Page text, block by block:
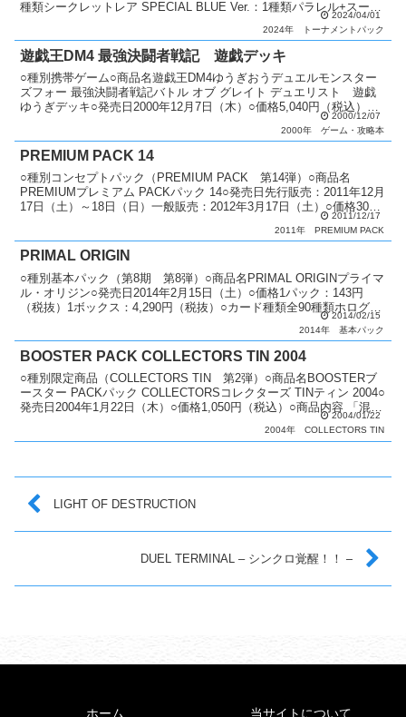
種類シークレットレア SPECIAL BLUE Ver.：1種類パラレル+スーパ
2024/04/01
2024年
トーナメントパック
遊戯王DM4 最強決闘者戦記 遊戯デッキ
○種別携帯ゲーム○商品名遊戯王DM4ゆうぎおうデュエルモンスター
ズフォー 最強決闘者戦記バトル オブ グレイト デュエリスト 遊戯
ゆうぎデッキ○発売日2000年12月7日（木）○価格5,040円（税込）○
2000/12/07
2000年
ゲーム・攻略本
PREMIUM PACK 14
○種別コンセプトパック（PREMIUM PACK 第14弾）○商品名
PREMIUMプレミアム PACKパック 14○発売日先行販売：2011年12月
17日（土）～18日（日）一般販売：2012年3月17日（土）○価格300
2011/12/17
2011年
PREMIUM PACK
PRIMAL ORIGIN
○種別基本パック（第8期 第8弾）○商品名PRIMAL ORIGINプライマ
ル・オリジン○発売日2014年2月15日（土）○価格1パック：143円
（税抜）1ボックス：4,290円（税抜）○カード種類全90種類ホログラ
2014/02/15
2014年
基本パック
BOOSTER PACK COLLECTORS TIN 2004
○種別限定商品（COLLECTORS TIN 第2弾）○商品名BOOSTERブ
ースター PACKパック COLLECTORSコレクターズ TINティン 2004○
発売日2004年1月22日（木）○価格1,050円（税込）○商品内容 「混沌
2004/01/22
2004年
COLLECTORS TIN
LIGHT OF DESTRUCTION
DUEL TERMINAL – シンクロ覚醒！！ –
ホーム 当サイトについて